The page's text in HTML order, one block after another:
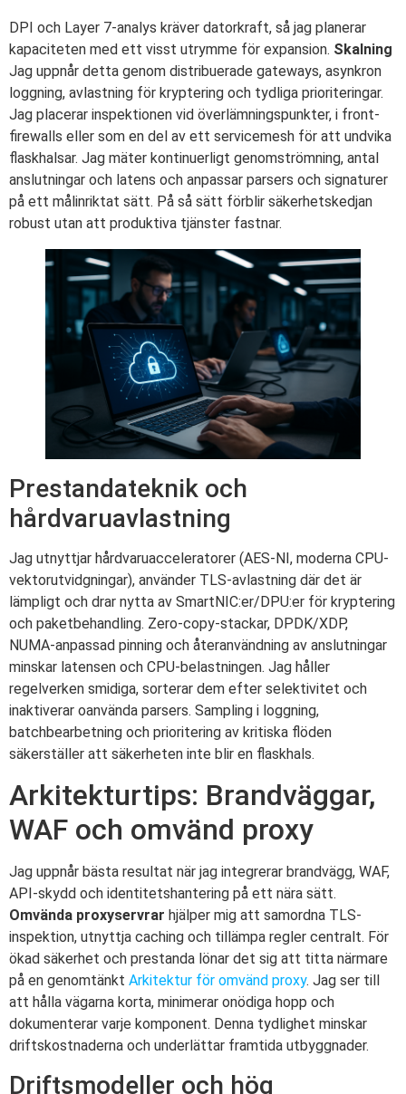
DPI och Layer 7-analys kräver datorkraft, så jag planerar
kapaciteten med ett visst utrymme för expansion. Skalning
Jag uppnår detta genom distribuerade gateways, asynkron
loggning, avlastning för kryptering och tydliga prioriteringar.
Jag placerar inspektionen vid överlämningspunkter, i front-
firewalls eller som en del av ett servicemesh för att undvika
flaskhalsar. Jag mäter kontinuerligt genomströmning, antal
anslutningar och latens och anpassar parsers och signaturer
på ett målinriktat sätt. På så sätt förblir säkerhetskedjan
robust utan att produktiva tjänster fastnar.
Prestandateknik och
hårdvaruavlastning
Jag utnyttjar hårdvaruacceleratorer (AES-NI, moderna CPU-
vektorutvidgningar), använder TLS-avlastning där det är
lämpligt och drar nytta av SmartNIC:er/DPU:er för kryptering
och paketbehandling. Zero-copy-stackar, DPDK/XDP,
NUMA-anpassad pinning och återanvändning av anslutningar
minskar latensen och CPU-belastningen. Jag håller
regelverken smidiga, sorterar dem efter selektivitet och
inaktiverar oanvända parsers. Sampling i loggning,
batchbearbetning och prioritering av kritiska flöden
säkerställer att säkerheten inte blir en flaskhals.
Arkitekturtips: Brandväggar,
WAF och omvänd proxy
Jag uppnår bästa resultat när jag integrerar brandvägg, WAF,
API-skydd och identitetshantering på ett nära sätt.
Omvända proxyservrar hjälper mig att samordna TLS-
inspektion, utnyttja caching och tillämpa regler centralt. För
ökad säkerhet och prestanda lönar det sig att titta närmare
på en genomtänkt Arkitektur för omvänd proxy. Jag ser till
att hålla vägarna korta, minimerar onödiga hopp och
dokumenterar varje komponent. Denna tydlighet minskar
driftskostnaderna och underlättar framtida utbyggnader.
Driftsmodeller och hög